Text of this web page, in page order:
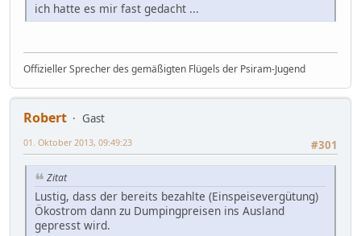
ich hatte es mir fast gedacht ...
Offizieller Sprecher des gemäßigten Flügels der Psiram-Jugend
Robert
Gast
#301
01. Oktober 2013, 09:49:23
Zitat
Lustig, dass der bereits bezahlte (Einspeisevergütung)
Ökostrom dann zu Dumpingpreisen ins Ausland
gepresst wird.